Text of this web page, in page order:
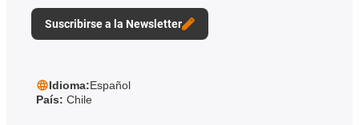
Suscribirse a la Newsletter
Idioma:Español
País: Chile